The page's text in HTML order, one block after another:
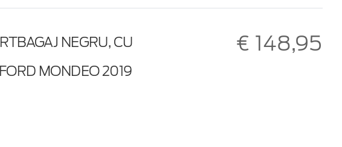
NEGRU, CU
MONDEO 2019
€ 148,95